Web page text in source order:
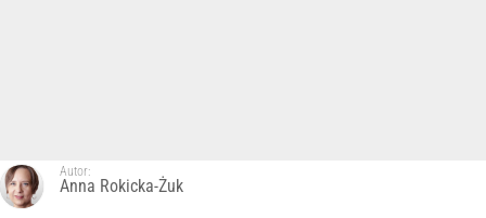
Autor:
Anna Rokicka-Żuk